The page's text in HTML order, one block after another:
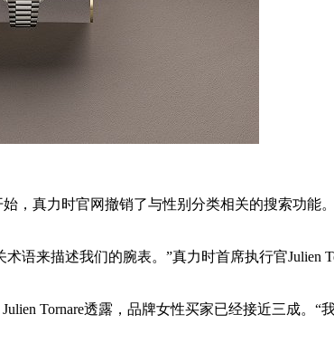
真力时官网撤销了与性别分类相关的搜索功能
语来描述我们的腕表。”真力时首席执行官
Tornare透露，品牌女性买家已经接近三成。“